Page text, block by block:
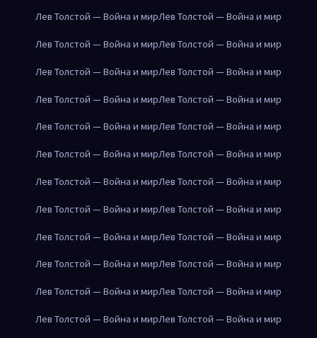
Лев Толстой — Война и мирЛев Толстой — Война и мир
Лев Толстой — Война и мирЛев Толстой — Война и мир
Лев Толстой — Война и мирЛев Толстой — Война и мир
Лев Толстой — Война и мирЛев Толстой — Война и мир
Лев Толстой — Война и мирЛев Толстой — Война и мир
Лев Толстой — Война и мирЛев Толстой — Война и мир
Лев Толстой — Война и мирЛев Толстой — Война и мир
Лев Толстой — Война и мирЛев Толстой — Война и мир
Лев Толстой — Война и мирЛев Толстой — Война и мир
Лев Толстой — Война и мирЛев Толстой — Война и мир
Лев Толстой — Война и мирЛев Толстой — Война и мир
Лев Толстой — Война и мирЛев Толстой — Война и мир